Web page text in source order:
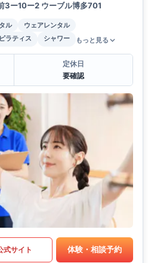
3ー10ー2 ウーブル博多701
ル
ウェアレンタル
ラティス シャワー もっと見る
定休日
要確認
式サイト 体験・相談予約